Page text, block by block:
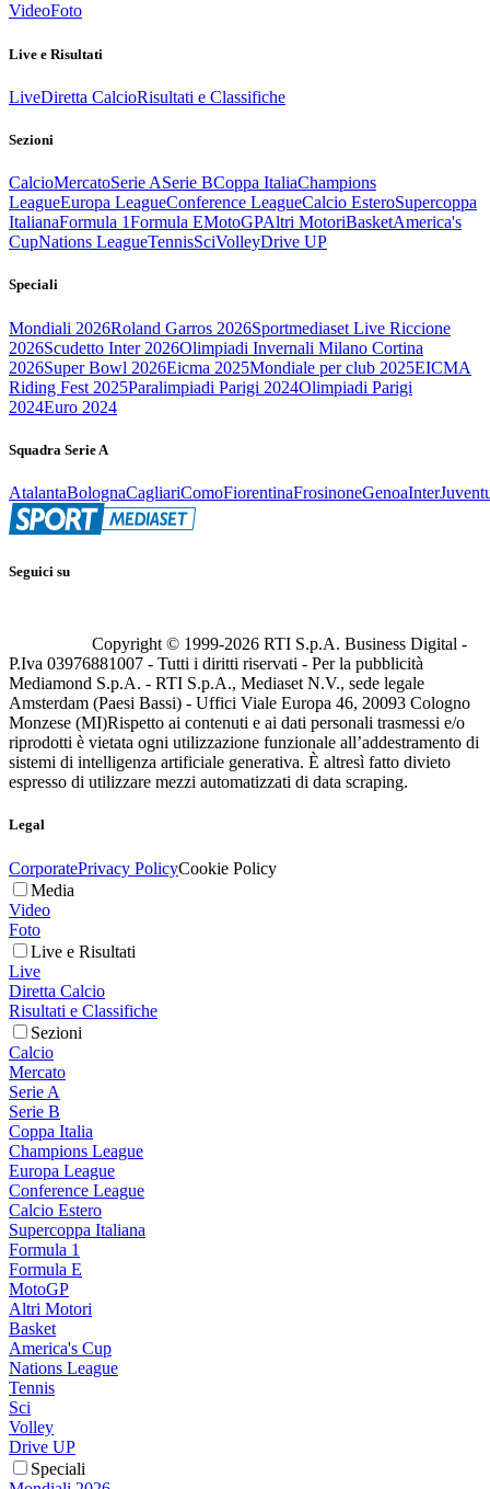
VideoFoto
Live e Risultati
LiveDiretta CalcioRisultati e Classifiche
Sezioni
CalcioMercatoSerie ASerie BCoppa ItaliaChampions
LeagueEuropa LeagueConference LeagueCalcio EsteroSupercoppa
ItalianaFormula 1Formula EMotoGPAltri MotoriBasketAmerica's
CupNations LeagueTennisSciVolleyDrive UP
Speciali
Mondiali 2026Roland Garros 2026Sportmediaset Live Riccione
2026Scudetto Inter 2026Olimpiadi Invernali Milano Cortina
2026Super Bowl 2026Eicma 2025Mondiale per club 2025EICMA
Riding Fest 2025Paralimpiadi Parigi 2024Olimpiadi Parigi
2024Euro 2024
Squadra Serie A
AtalantaBolognaCagliariComoFiorentinaFrosinoneGenoaInter
Seguici su
Copyright © 1999-2026 RTI S.p.A. Business Digital -
P.Iva 03976881007 - Tutti i diritti riservati - Per la pubblicità
Mediamond S.p.A. - RTI S.p.A., Mediaset N.V., sede legale
Amsterdam (Paesi Bassi) - Uffici Viale Europa 46, 20093 Cologno
Monzese (MI)Rispetto ai contenuti e ai dati personali trasmessi e/o
riprodotti è vietata ogni utilizzazione funzionale all’addestramento di
sistemi di intelligenza artificiale generativa. È altresì fatto divieto
espresso di utilizzare mezzi automatizzati di data scraping.
Legal
CorporatePrivacy PolicyCookie Policy
Media
Video
Foto
Live e Risultati
Live
Diretta Calcio
Risultati e Classifiche
Sezioni
Calcio
Mercato
Serie A
Serie B
Coppa Italia
Champions League
Europa League
Conference League
Calcio Estero
Supercoppa Italiana
Formula 1
Formula E
MotoGP
Altri Motori
Basket
America's Cup
Nations League
Tennis
Sci
Volley
Drive UP
Speciali